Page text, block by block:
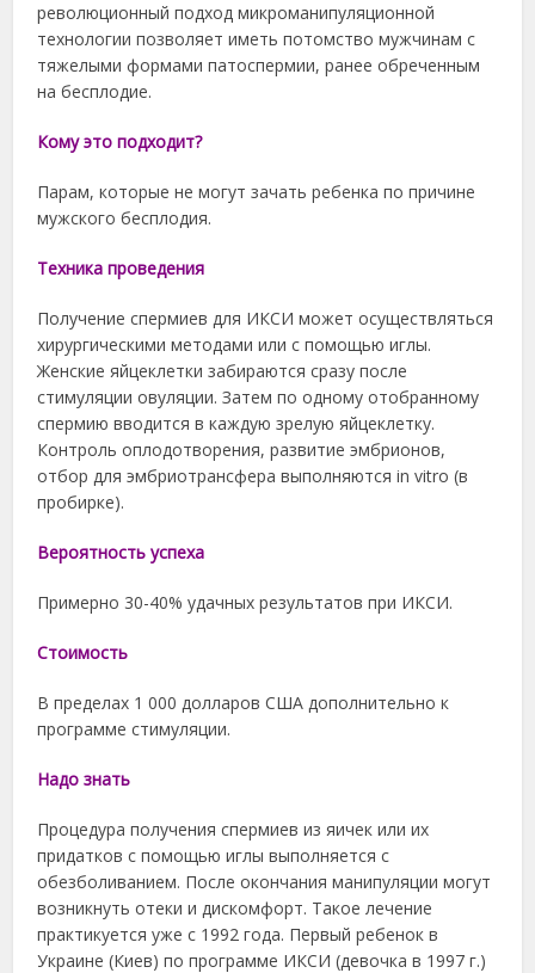
революционный подход микроманипуляционной
технологии позволяет иметь потомство мужчинам с
тяжелыми формами патоспермии, ранее обреченным
на бесплодие.
Кому это подходит?
Парам, которые не могут зачать ребенка по причине
мужского бесплодия.
Техника проведения
Получение спермиев для ИКСИ может осуществляться
хирургическими методами или с помощью иглы.
Женские яйцеклетки забираются сразу после
стимуляции овуляции. Затем по одному отобранному
спермию вводится в каждую зрелую яйцеклетку.
Контроль оплодотворения, развитие эмбрионов,
отбор для эмбриотрансфера выполняются in vitro (в
пробирке).
Вероятность успеха
Примерно 30-40% удачных результатов при ИКСИ.
Cтоимость
В пределах 1 000 долларов США дополнительно к
программе стимуляции.
Надо знать
Процедура получения спермиев из яичек или их
придатков с помощью иглы выполняется с
обезболиванием. После окончания манипуляции могут
возникнуть отеки и дискомфорт. Такое лечение
практикуется уже с 1992 года. Первый ребенок в
Украине (Киев) по программе ИКСИ (девочка в 1997 г.)